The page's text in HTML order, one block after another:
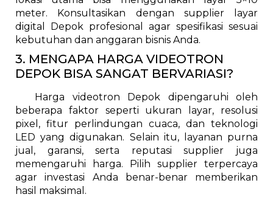
meter. Konsultasikan dengan supplier layar
digital Depok profesional agar spesifikasi sesuai
kebutuhan dan anggaran bisnis Anda.
3. MENGAPA HARGA VIDEOTRON
DEPOK BISA SANGAT BERVARIASI?
Harga videotron Depok dipengaruhi oleh
beberapa faktor seperti ukuran layar, resolusi
pixel, fitur perlindungan cuaca, dan teknologi
LED yang digunakan. Selain itu, layanan purna
jual, garansi, serta reputasi supplier juga
memengaruhi harga. Pilih supplier terpercaya
agar investasi Anda benar-benar memberikan
hasil maksimal.